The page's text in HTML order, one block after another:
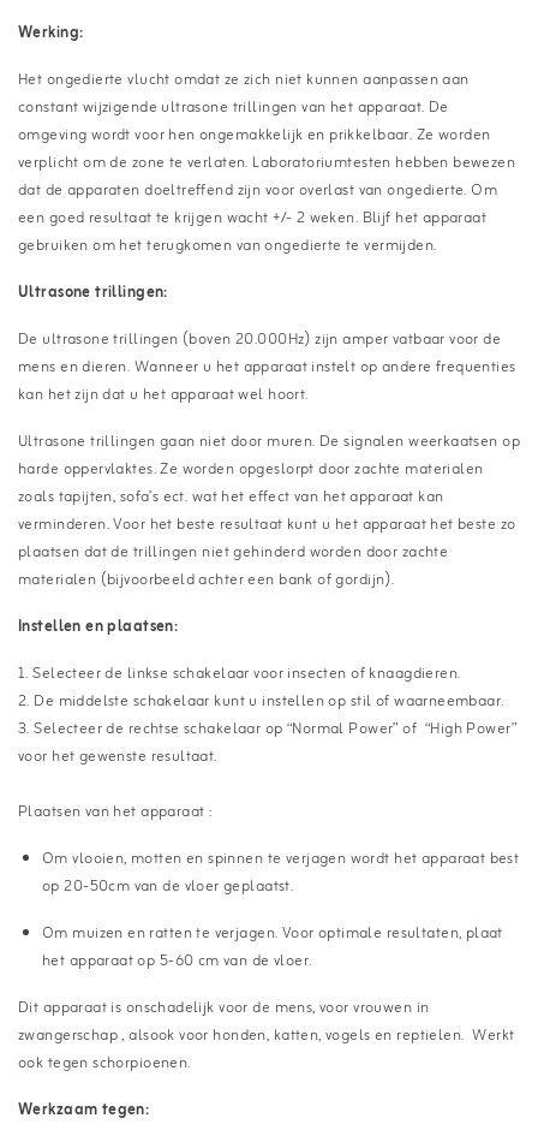
Werking:
Het ongedierte vlucht omdat ze zich niet kunnen aanpassen aan
constant wijzigende ultrasone trillingen van het apparaat. De
omgeving wordt voor hen ongemakkelijk en prikkelbaar. Ze worden
verplicht om de zone te verlaten. Laboratoriumtesten hebben bewezen
dat de apparaten doeltreffend zijn voor overlast van ongedierte. Om
een goed resultaat te krijgen wacht +/- 2 weken. Blijf het apparaat
gebruiken om het terugkomen van ongedierte te vermijden.
Ultrasone trillingen:
De ultrasone trillingen (boven 20.000Hz) zijn amper vatbaar voor de
mens en dieren. Wanneer u het apparaat instelt op andere frequenties
kan het zijn dat u het apparaat wel hoort.
Ultrasone trillingen gaan niet door muren. De signalen weerkaatsen op
harde oppervlaktes. Ze worden opgeslorpt door zachte materialen
zoals tapijten, sofa’s ect. wat het effect van het apparaat kan
verminderen. Voor het beste resultaat kunt u het apparaat het beste zo
plaatsen dat de trillingen niet gehinderd worden door zachte
materialen (bijvoorbeeld achter een bank of gordijn).
Instellen en plaatsen:
1. Selecteer de linkse schakelaar voor insecten of knaagdieren.
2. De middelste schakelaar kunt u instellen op stil of waarneembaar.
3. Selecteer de rechtse schakelaar op “Normal Power” of “High Power”
voor het gewenste resultaat.
Plaatsen van het apparaat :
Om vlooien, motten en spinnen te verjagen wordt het apparaat best
op 20-50cm van de vloer geplaatst.
Om muizen en ratten te verjagen. Voor optimale resultaten, plaat
het apparaat op 5-60 cm van de vloer.
Dit apparaat is onschadelijk voor de mens, voor vrouwen in
zwangerschap , alsook voor honden, katten, vogels en reptielen. Werkt
ook tegen schorpioenen.
Werkzaam tegen: